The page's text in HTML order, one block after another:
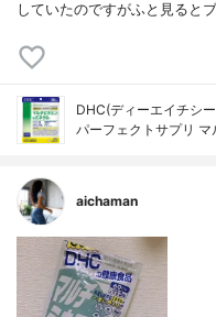
していたのですがふと見ると
DHC(ディーエイチシ
パーフェクトサプリ
aichaman